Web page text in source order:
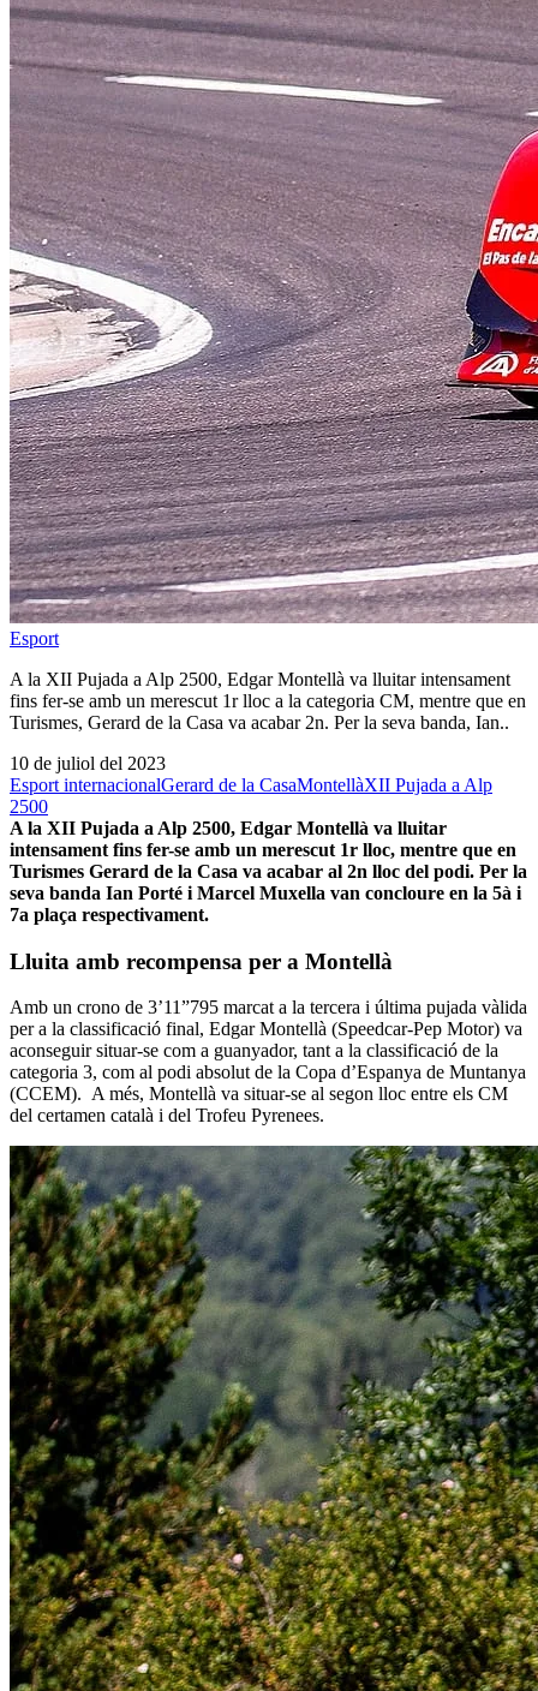
Esport
A la XII Pujada a Alp 2500, Edgar Montellà va lluitar intensament
fins fer-se amb un merescut 1r lloc a la categoria CM, mentre que en
Turismes, Gerard de la Casa va acabar 2n. Per la seva banda, Ian..
10 de juliol del 2023
Esport internacionalGerard de la CasaMontellàXII Pujada a Alp
2500
A la XII Pujada a Alp 2500, Edgar Montellà va lluitar
intensament fins fer-se amb un merescut 1r lloc, mentre que en
Turismes Gerard de la Casa va acabar al 2n lloc del podi. Per la
seva banda Ian Porté i Marcel Muxella van concloure en la 5à i
7a plaça respectivament.
Lluita amb recompensa per a Montellà
Amb un crono de 3’11”795 marcat a la tercera i última pujada vàlida
per a la classificació final, Edgar Montellà (Speedcar-Pep Motor) va
aconseguir situar-se com a guanyador, tant a la classificació de la
categoria 3, com al podi absolut de la Copa d’Espanya de Muntanya
(CCEM). A més, Montellà va situar-se al segon lloc entre els CM
del certamen català i del Trofeu Pyrenees.